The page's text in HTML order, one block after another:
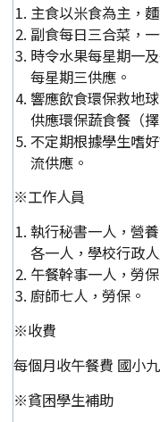
主食以米食為主，
副食每日三合菜，
時令水果每星期一
每星期三供應。
響應飲食環保救地
供應環保蔬食餐（
不定期根據學生嗜
流供應。
※工作人員
執行秘書一人，營
各一人，學校行政
午餐幹事一人，勞保
廚師七人，勞保。
※收費
每個月收午餐費 國小
※貧困學生補助